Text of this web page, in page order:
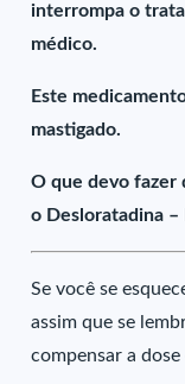
interrompa o
médico.
Este
mastigado.
O que devo fazer
o Desloratadina
Se você se
assim que se
compensar a dose